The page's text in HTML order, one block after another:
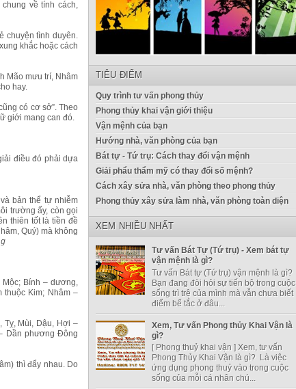
về tính cách,
chuyện tình duyên.
khắc hoặc cách
Mão mưu trí, Nhâm
hay.
có cơ sở”. Theo
giới mang can đó.
điều đó phải dựa
bản thể tự nhiễm
trường ấy, còn gọi
thiên tốt là tiền đề
Quý) mà không
Bính – dương,
thuộc Kim; Nhâm –
Tỵ, Mùi, Dậu, Hợi –
Dần phương Đông
thì đẩy nhau. Do
TIÊU ĐIỂM
Quy trình tư vấn phong thủy
Phong thủy khai vận giới thiệu
Vận mệnh của bạn
Hướng nhà, văn phòng của bạn
Bát tự - Tứ trụ: Cách thay đổi vận mệnh
Giải phẩu thẩm mỹ có thay đổi số mệnh?
Cách xây sửa nhà, văn phòng theo phong thủy
Phong thủy xây sửa làm nhà, văn phòng toàn diện
XEM NHIỀU NHẤT
Tư vấn Bát Tự (Tứ trụ) - Xem bát tự
vận mệnh là gì?
Tư vấn Bát tự (Tứ trụ) vận mệnh là gì?
Bạn đang đòi hỏi sự tiến bộ trong cuộc
sống trì trệ của mình mà vẫn chưa biết
điểm bế tắc ở đâu...
Xem, Tư vấn Phong thủy Khai Vận là
gì?
[ Phong thuỷ khai vận ] Xem, tư vấn
Phong Thủy Khai Vận là gì? Là việc
ứng dụng phong thuỷ vào trong cuộc
sống của mỗi cá nhân chú...